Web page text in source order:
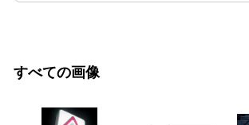
すべての画像